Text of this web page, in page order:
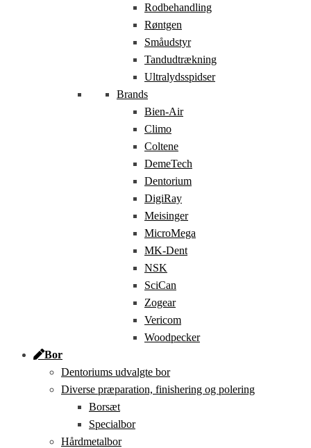
Rodbehandling
Røntgen
Småudstyr
Tandudtrækning
Ultralydsspidser
Brands
Bien-Air
Climo
Coltene
DemeTech
Dentorium
DigiRay
Meisinger
MicroMega
MK-Dent
NSK
SciCan
Zogear
Vericom
Woodpecker
Bor
Dentoriums udvalgte bor
Diverse præparation, finishering og polering
Borsæt
Specialbor
Hårdmetalbor